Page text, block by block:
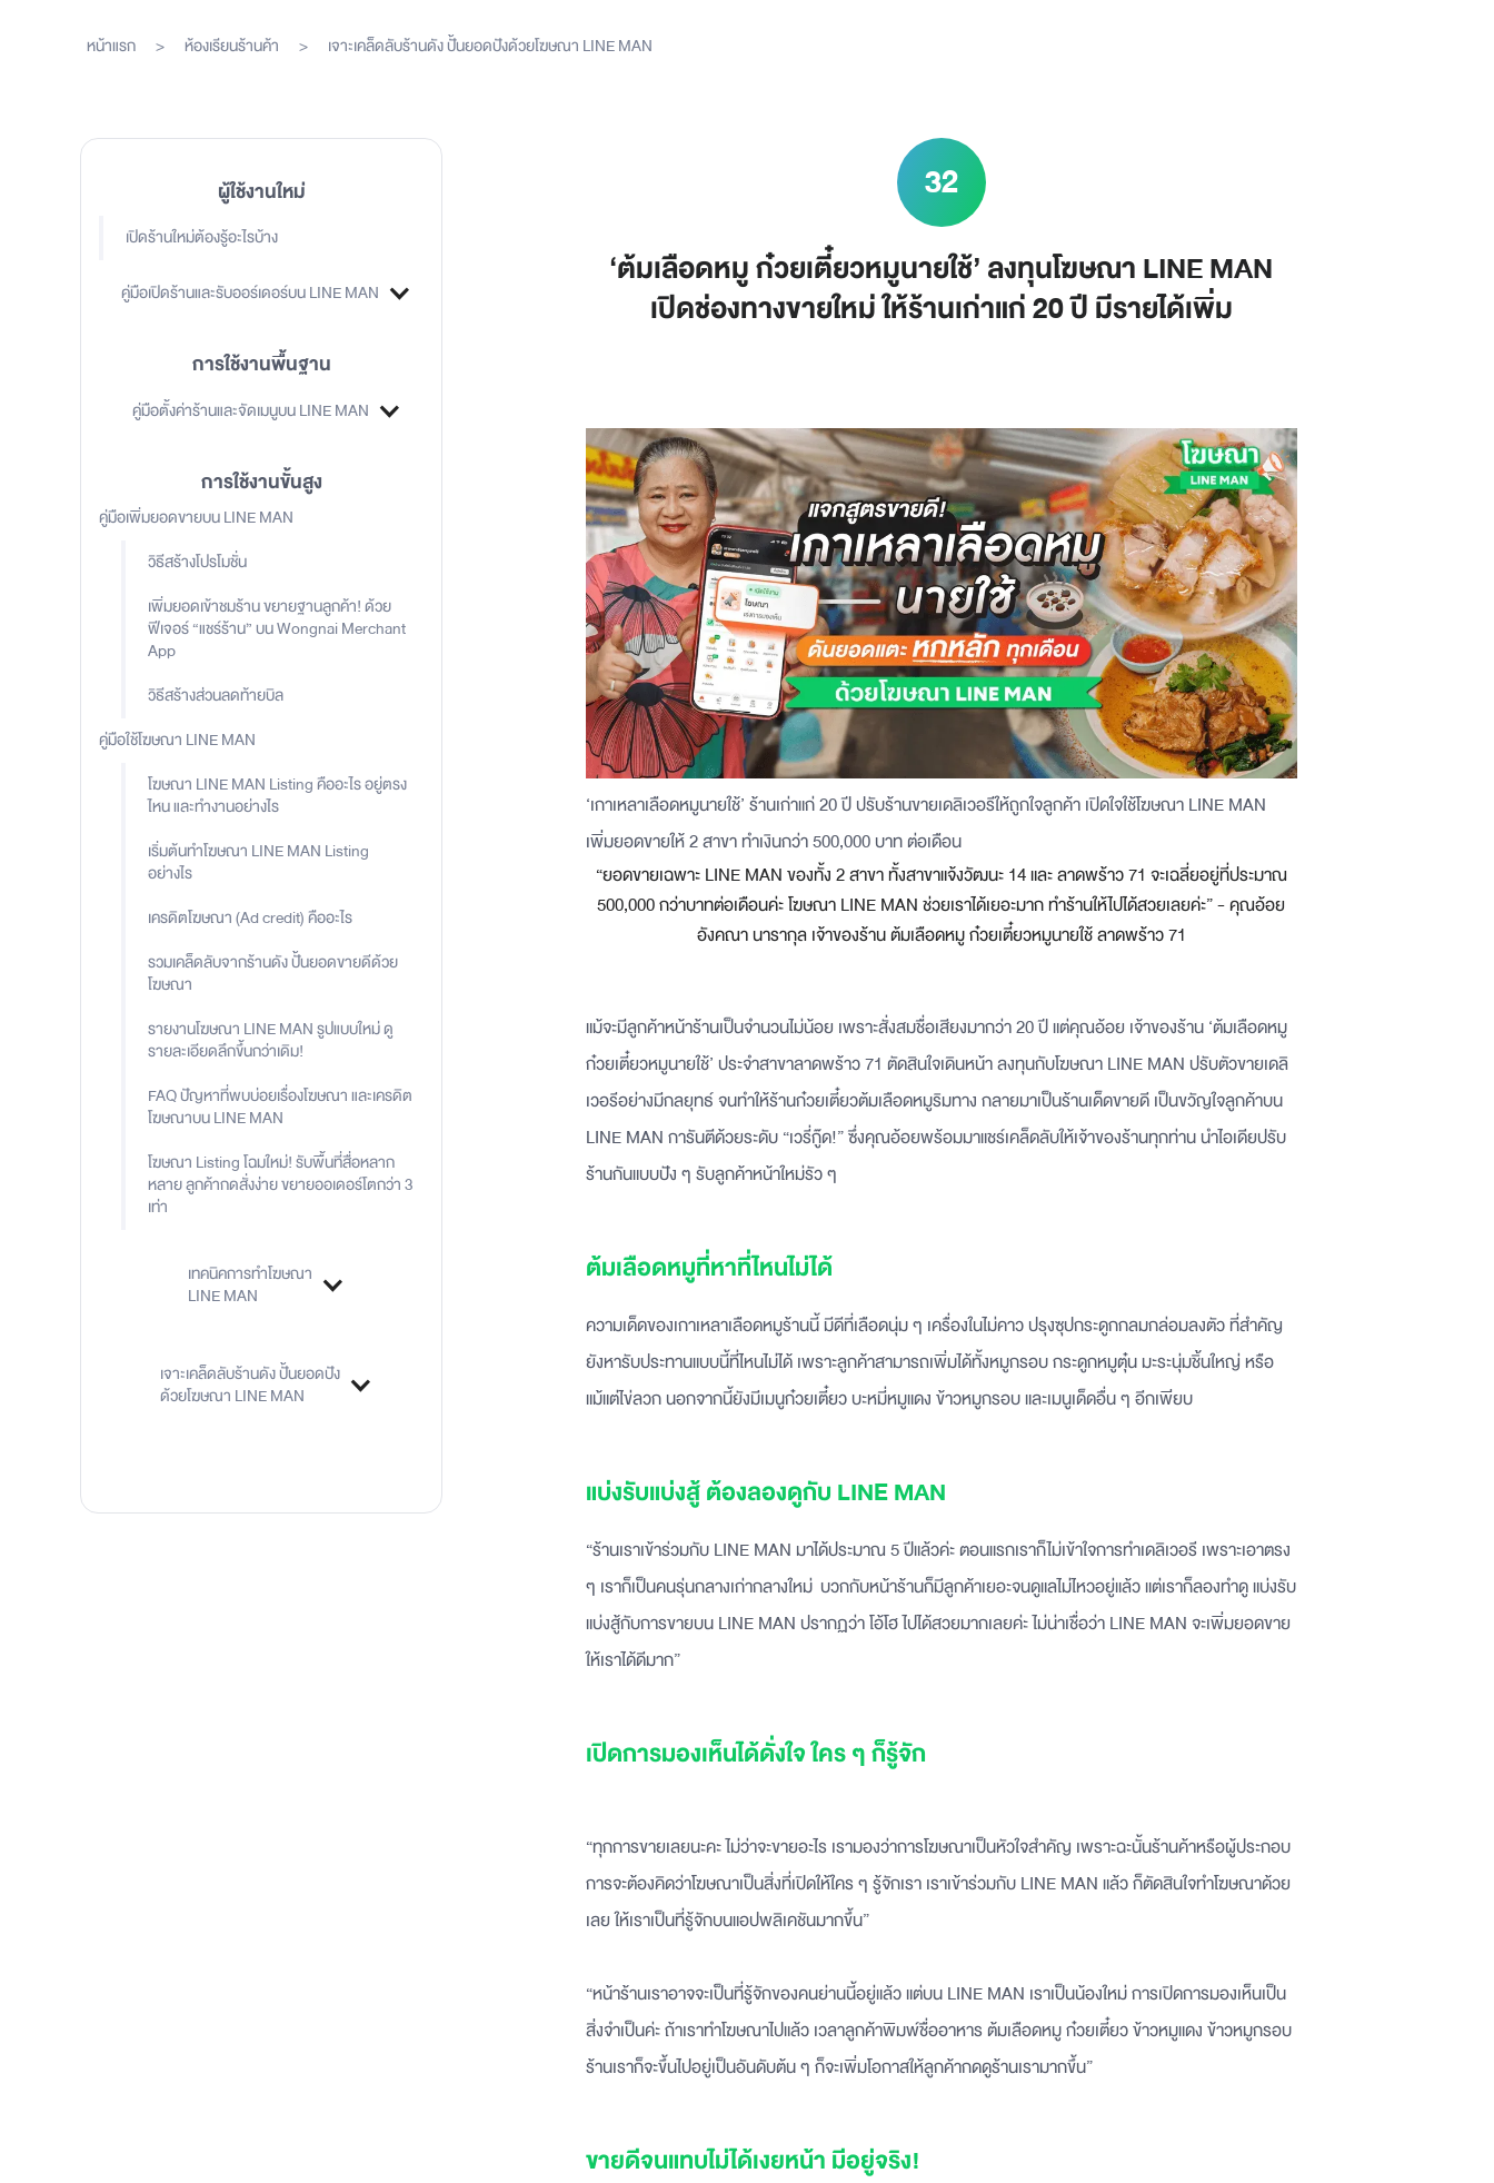
หน้าแรก > ห้องเรียนร้านค้า > เจาะเคล็ดลับร้านดัง ปั้นยอดปังด้วยโฆษณา LINE MAN
ผู้ใช้งานใหม่
เปิดร้านใหม่ต้องรู้อะไรบ้าง
คู่มือเปิดร้านและรับออร์เดอร์บน LINE MAN
การใช้งานพื้นฐาน
คู่มือตั้งค่าร้านและจัดเมนูบน LINE MAN
การใช้งานขั้นสูง
คู่มือเพิ่มยอดขายบน LINE MAN
วิธีสร้างโปรโมชั่น
เพิ่มยอดเข้าชมร้าน ขยายฐานลูกค้า! ด้วย
ฟีเจอร์ “แชร์ร้าน” บน Wongnai Merchant
App
วิธีสร้างส่วนลดท้ายบิล
คู่มือใช้โฆษณา LINE MAN
โฆษณา LINE MAN Listing คืออะไร อยู่ตรง
ไหน และทำงานอย่างไร
เริ่มต้นทำโฆษณา LINE MAN Listing
อย่างไร
เครดิตโฆษณา (Ad credit) คืออะไร
รวมเคล็ดลับจากร้านดัง ปั้นยอดขายดีด้วย
โฆษณา
รายงานโฆษณา LINE MAN รูปแบบใหม่ ดู
รายละเอียดลึกขึ้นกว่าเดิม!
FAQ ปัญหาที่พบบ่อยเรื่องโฆษณา และเครดิต
โฆษณาบน LINE MAN
โฆษณา Listing โฉมใหม่! รับพื้นที่สื่อหลาก
หลาย ลูกค้ากดสั่งง่าย ขยายออเดอร์โตกว่า 3
เท่า
เทคนิคการทำโฆษณา
LINE MAN
เจาะเคล็ดลับร้านดัง ปั้นยอดปัง
ด้วยโฆษณา LINE MAN
32
‘ต้มเลือดหมู ก๋วยเตี๋ยวหมูนายใช้’ ลงทุนโฆษณา LINE MAN
เปิดช่องทางขายใหม่ ให้ร้านเก่าแก่ 20 ปี มีรายได้เพิ่ม
‘เกาเหลาเลือดหมูนายใช้’ ร้านเก่าแก่ 20 ปี ปรับร้านขายเดลิเวอรีให้ถูกใจลูกค้า เปิดใจใช้โฆษณา LINE MAN
เพิ่มยอดขายให้ 2 สาขา ทำเงินกว่า 500,000 บาท ต่อเดือน
“ยอดขายเฉพาะ LINE MAN ของทั้ง 2 สาขา ทั้งสาขาแจ้งวัฒนะ 14 และ ลาดพร้าว 71 จะเฉลี่ยอยู่ที่ประมาณ
500,000 กว่าบาทต่อเดือนค่ะ โฆษณา LINE MAN ช่วยเราได้เยอะมาก ทำร้านให้ไปได้สวยเลยค่ะ” - คุณอ้อย
อังคณา นารากุล เจ้าของร้าน ต้มเลือดหมู ก๋วยเตี๋ยวหมูนายใช้ ลาดพร้าว 71
แม้จะมีลูกค้าหน้าร้านเป็นจำนวนไม่น้อย เพราะสั่งสมชื่อเสียงมากว่า 20 ปี แต่คุณอ้อย เจ้าของร้าน ‘ต้มเลือดหมู
ก๋วยเตี๋ยวหมูนายใช้’ ประจำสาขาลาดพร้าว 71 ตัดสินใจเดินหน้า ลงทุนกับโฆษณา LINE MAN ปรับตัวขายเดลิ
เวอรีอย่างมีกลยุทธ์ จนทำให้ร้านก๋วยเตี๋ยวต้มเลือดหมูริมทาง กลายมาเป็นร้านเด็ดขายดี เป็นขวัญใจลูกค้าบน
LINE MAN การันตีด้วยระดับ “เวรี่กู๊ด!” ซึ่งคุณอ้อยพร้อมมาแชร์เคล็ดลับให้เจ้าของร้านทุกท่าน นำไอเดียปรับ
ร้านกันแบบปัง ๆ รับลูกค้าหน้าใหม่รัว ๆ
ต้มเลือดหมูที่หาที่ไหนไม่ได้
ความเด็ดของเกาเหลาเลือดหมูร้านนี้ มีดีที่เลือดนุ่ม ๆ เครื่องในไม่คาว ปรุงซุปกระดูกกลมกล่อมลงตัว ที่สำคัญ
ยังหารับประทานแบบนี้ที่ไหนไม่ได้ เพราะลูกค้าสามารถเพิ่มได้ทั้งหมูกรอบ กระดูกหมูตุ๋น มะระนุ่มชิ้นใหญ่ หรือ
แม้แต่ไข่ลวก นอกจากนี้ยังมีเมนูก๋วยเตี๋ยว บะหมี่หมูแดง ข้าวหมูกรอบ และเมนูเด็ดอื่น ๆ อีกเพียบ
แบ่งรับแบ่งสู้ ต้องลองดูกับ LINE MAN
“ร้านเราเข้าร่วมกับ LINE MAN มาได้ประมาณ 5 ปีแล้วค่ะ ตอนแรกเราก็ไม่เข้าใจการทำเดลิเวอรี เพราะเอาตรง
ๆ เราก็เป็นคนรุ่นกลางเก่ากลางใหม่ บวกกับหน้าร้านก็มีลูกค้าเยอะจนดูแลไม่ไหวอยู่แล้ว แต่เราก็ลองทำดู แบ่งรับ
แบ่งสู้กับการขายบน LINE MAN ปรากฏว่า โอ้โฮ ไปได้สวยมากเลยค่ะ ไม่น่าเชื่อว่า LINE MAN จะเพิ่มยอดขาย
ให้เราได้ดีมาก”
เปิดการมองเห็นได้ดั่งใจ ใคร ๆ ก็รู้จัก
“ทุกการขายเลยนะคะ ไม่ว่าจะขายอะไร เรามองว่าการโฆษณาเป็นหัวใจสำคัญ เพราะฉะนั้นร้านค้าหรือผู้ประกอบ
การจะต้องคิดว่าโฆษณาเป็นสิ่งที่เปิดให้ใคร ๆ รู้จักเรา เราเข้าร่วมกับ LINE MAN แล้ว ก็ตัดสินใจทำโฆษณาด้วย
เลย ให้เราเป็นที่รู้จักบนแอปพลิเคชันมากขึ้น”
“หน้าร้านเราอาจจะเป็นที่รู้จักของคนย่านนี้อยู่แล้ว แต่บน LINE MAN เราเป็นน้องใหม่ การเปิดการมองเห็นเป็น
สิ่งจำเป็นค่ะ ถ้าเราทำโฆษณาไปแล้ว เวลาลูกค้าพิมพ์ชื่ออาหาร ต้มเลือดหมู ก๋วยเตี๋ยว ข้าวหมูแดง ข้าวหมูกรอบ
ร้านเราก็จะขึ้นไปอยู่เป็นอันดับต้น ๆ ก็จะเพิ่มโอกาสให้ลูกค้ากดดูร้านเรามากขึ้น”
ขายดีจนแทบไม่ได้เงยหน้า มีอยู่จริง!